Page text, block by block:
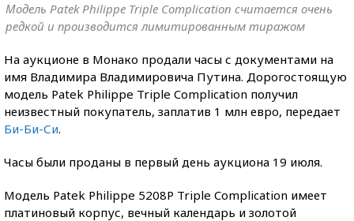
Модель Patek Philippe Triple Complication считается очень
редкой и производится лимитированным тиражом
На аукционе в Монако продали часы с документами на
имя Владимира Владимировича Путина. Дорогостоящую
модель Patek Philippe Triple Complication получил
неизвестный покупатель, заплатив 1 млн евро, передает
Би-Би-Си.
Часы были проданы в первый день аукциона 19 июля.
Модель Patek Philippe 5208P Triple Complication имеет
платиновый корпус, вечный календарь и золотой